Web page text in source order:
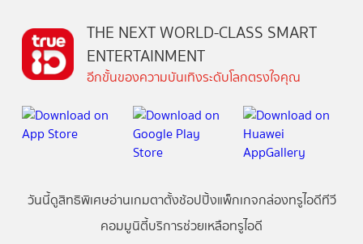
THE NEXT WORLD-CLASS SMART
ENTERTAINMENT
อีกขั้นของความบันเทิงระดับโลกตรงใจคุณ
วันนี้ดูสิทธิพิเศษอ่านเกมตาตั้งช้อปปิ้งแพ็กเกจกล่องทรูไอดีทีวี
คอมมูนิตี้บริการช่วยเหลือทรูไอดี